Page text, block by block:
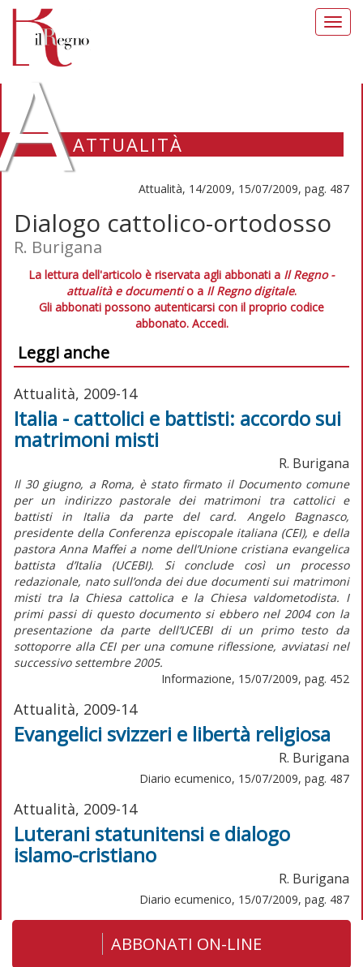
ATTUALITÀ
Attualità, 14/2009, 15/07/2009, pag. 487
Dialogo cattolico-ortodosso
R. Burigana
La lettura dell'articolo è riservata agli abbonati a Il Regno -
attualità e documentio a Il Regno digitale.
Gli abbonati possono autenticarsi con il proprio codice
abbonato. Accedi.
Leggi anche
Attualità, 2009-14
Italia - cattolici e battisti: accordo sui
matrimoni misti
R. Burigana
Il 30 giugno, a Roma, è stato firmato il Documento comune
per un indirizzo pastorale dei matrimoni tra cattolici e
battisti in Italia da parte del card. Angelo Bagnasco,
presidente della Conferenza episcopale italiana (CEI), e della
pastora Anna Maffei a nome dell’Unione cristiana evangelica
battista d’Italia (UCEBI). Si conclude così un processo
redazionale, nato sull’onda dei due documenti sui matrimoni
misti tra la Chiesa cattolica e la Chiesa valdometodista. I
primi passi di questo documento si ebbero nel 2004 con la
presentazione da parte dell’UCEBI di un primo testo da
sottoporre alla CEI per una comune riflessione, avviatasi nel
successivo settembre 2005.
Informazione, 15/07/2009, pag. 452
Attualità, 2009-14
Evangelici svizzeri e libertà religiosa
R. Burigana
Diario ecumenico, 15/07/2009, pag. 487
Attualità, 2009-14
Luterani statunitensi e dialogo
islamo-cristiano
R. Burigana
Diario ecumenico, 15/07/2009, pag. 487
ABBONATI ON-LINE